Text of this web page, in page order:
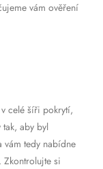
vám ověření
celé šíři pokrytí,
aby byl
vám tedy nabídne
Zkontrolujte si